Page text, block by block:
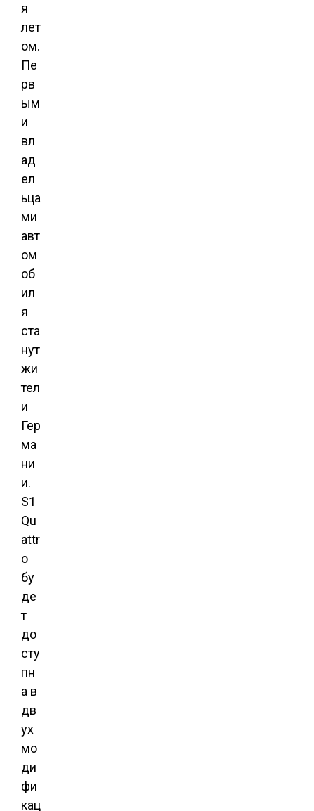
я
лет
ом.
Пе
рв
ым
и
вл
ад
ел
ьца
ми
авт
ом
об
ил
я
ста
нут
жи
тел
и
Гер
ма
ни
и.
S1
Qu
attr
o
бу
де
т
до
сту
пн
а в
дв
ух
мо
ди
фи
кац